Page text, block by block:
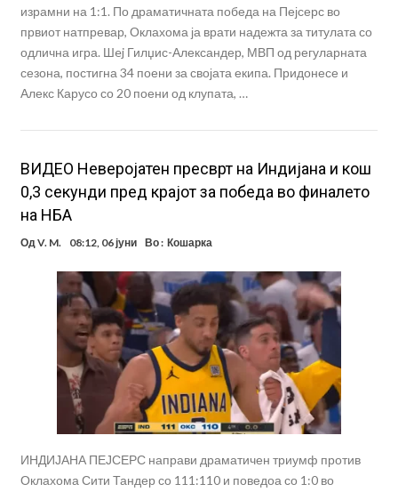
израмни на 1:1. По драматичната победа на Пејсерс во
првиот натпревар, Оклахома ја врати надежта за титулата со
одлична игра. Шej Гилџис-Александер, МВП од регуларната
сезона, постигна 34 поени за својата екипа. Придонесе и
Алекс Карусо со 20 поени од клупата, …
ВИДЕО Неверојатен пресврт на Индијана и кош
0,3 секунди пред крајот за победа во финалето
на НБА
ОдV. M. 08:12, 06 јуни Во : Кошарка
ИНДИЈАНА ПЕЈСЕРС направи драматичен триумф против
Оклахома Сити Тандер со 111:110 и поведоа со 1:0 во